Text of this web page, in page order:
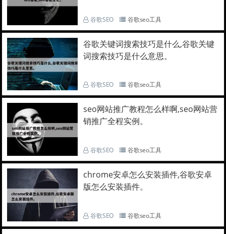
谷歌SEO 谷歌seo工具
谷歌关键词搜索技巧是什么,谷歌关键
词搜索技巧是什么意思。
谷歌SEO 谷歌seo工具
seo网站推广教程怎么样啊,seo网站营
销推广全程实例。
谷歌SEO 谷歌seo工具
chrome安卓怎么安装插件,谷歌安卓
版怎么安装插件。
谷歌SEO 谷歌seo工具